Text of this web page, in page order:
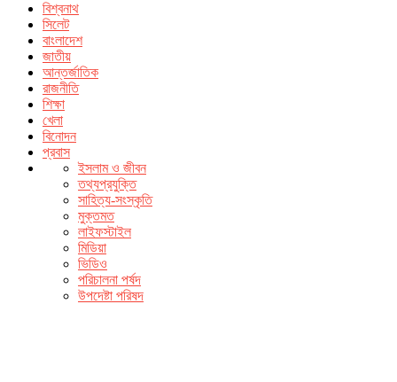
বিশ্বনাথ
সিলেট
বাংলাদেশ
জাতীয়
আন্তর্জাতিক
রাজনীতি
শিক্ষা
খেলা
বিনোদন
প্রবাস
ইসলাম ও জীবন
তথ্যপ্রযুক্তি
সাহিত্য-সংস্কৃতি
মুক্তমত
লাইফস্টাইল
মিডিয়া
ভিডিও
পরিচালনা পর্ষদ
উপদেষ্টা পরিষদ